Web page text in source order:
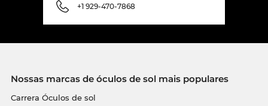
+1 929-470-7868
Nossas marcas de óculos de sol mais populares
Carrera Óculos de sol